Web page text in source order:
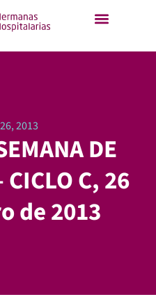
2013
DE
CICLO C, 26
de 2013